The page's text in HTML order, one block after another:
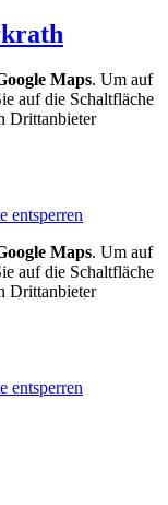
Maps. Um auf
auf die Schaltfläche
Drittanbieter
entsperren
Maps. Um auf
auf die Schaltfläche
Drittanbieter
entsperren